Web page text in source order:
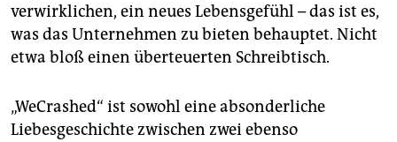
verwirklichen, ein neues Lebensgefühl – das ist es,
was das Unternehmen zu bieten behauptet. Nicht
etwa bloß einen überteuerten Schreibtisch.
„WeCrashed“ ist sowohl eine absonderliche
Liebesgeschichte zwischen zwei ebenso